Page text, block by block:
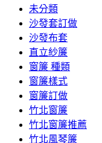
未分類
沙發套訂做
沙發布套
直立紗簾
窗簾 種類
窗簾樣式
窗簾訂做
竹北窗簾
竹北窗簾推薦
竹北風琴簾